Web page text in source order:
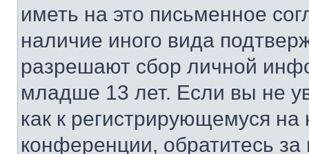
иметь на это письменное
наличие иного вида
разрешают сбор личной
младше 13 лет. Если вы не
как к регистрирующемуся
конференции, обратитесь